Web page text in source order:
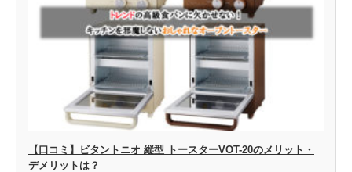
【口コミ】ビタントニオ 縦型 トースターVOT-20のメリット・
デメリットは？